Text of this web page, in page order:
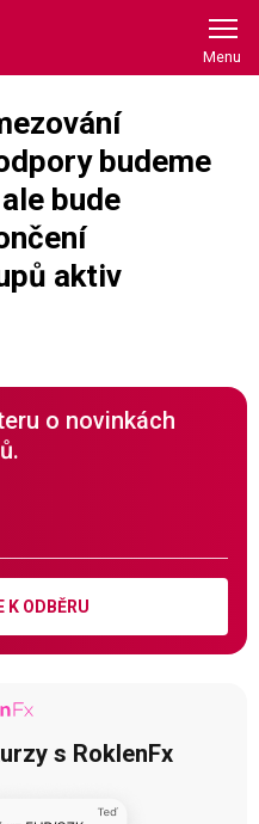
budeme
bude
aktiv
o novinkách
K ODBĚRU
s RoklenFx